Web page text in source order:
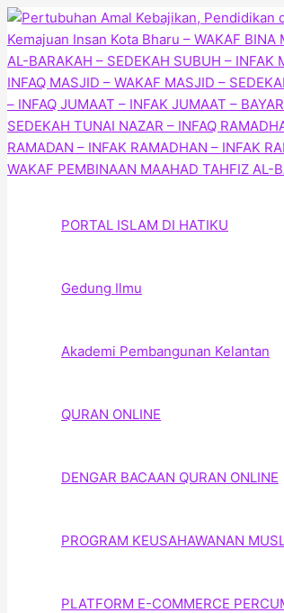
Skip
to
content
PORTAL ISLAM DI HATIKU
Gedung Ilmu
Akademi Pembangunan Kelantan
QURAN ONLINE
DENGAR BACAAN QURAN ONLINE
PROGRAM KEUSAHAWANAN
PLATFORM E-COMMERCE